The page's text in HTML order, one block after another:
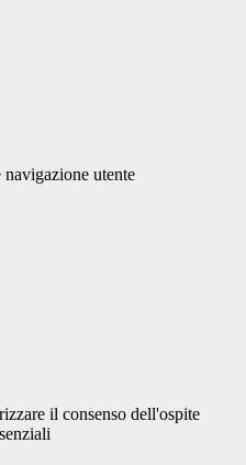
utente
il consenso dell'ospite